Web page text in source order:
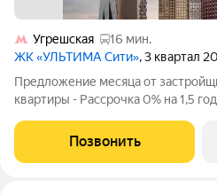
Угрешская
16 мин.
ЖК «УЛЬТИМА Сити», 3 квартал
Предложение месяца от
квартиры - Рассрочка 0% на 1,5
7% на 7 лет - Семейная ипотека
Ипотека для всех на весь
Позвонить